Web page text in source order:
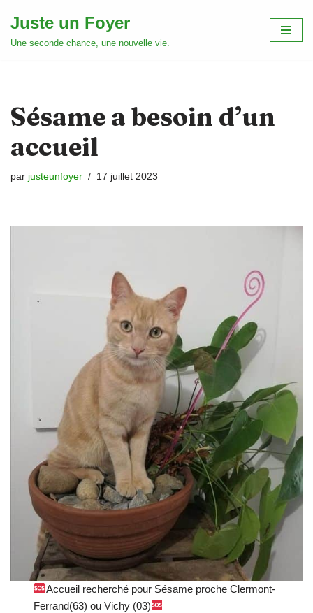
Aller
Juste un Foyer
Une seconde chance, une nouvelle vie.
Sésame a besoin d’un
accueil
par justeunfoyer 17 juillet 2023
Accueil recherché pour Sésame proche Clermont-
Ferrand(63) ou Vichy (03)